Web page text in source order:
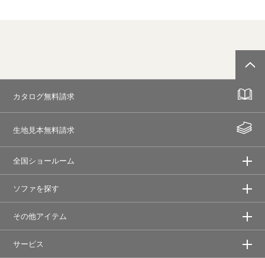
カタログ無料請求
生地見本無料請求
全国ショールーム
ソファを探す
その他アイテム
サービス